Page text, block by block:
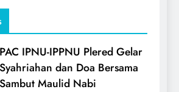
PAC IPNU-IPPNU Plered Gelar
Syahriahan dan Doa Bersama
Sambut Maulid Nabi